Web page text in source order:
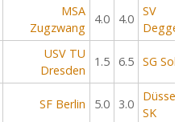
MSA
Zugzwang
4.0 4.0
SV
USV TU
Dresden
1.5 6.5 SG
SF Berlin 5.0 3.0
SK